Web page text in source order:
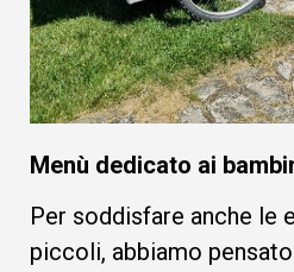
Menù dedicato ai
Per soddisfare anche le
piccoli, abbiamo